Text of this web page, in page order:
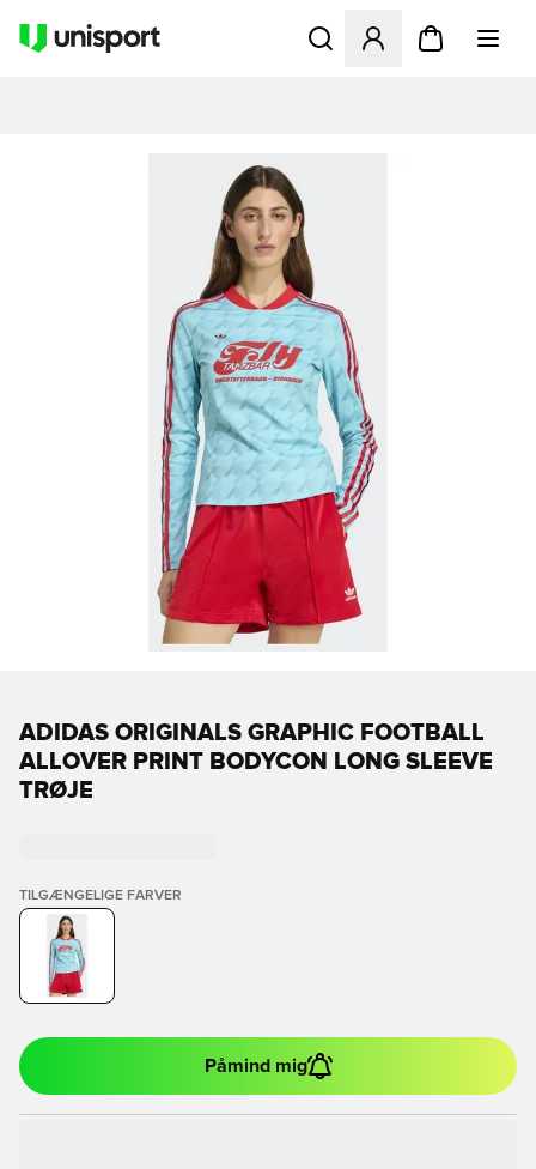
Åbner en Modal til at
ADIDAS ORIGINALS GRAPHIC FOOTBALL
ALLOVER PRINT BODYCON LONG SLEEVE
TRØJE
TILGÆNGELIGE FARVER
Påmind mig